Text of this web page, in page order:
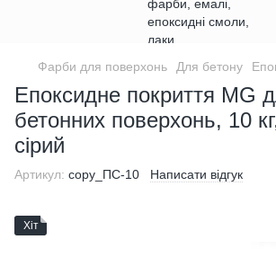
Фарби для поверхонь Для бетону
Епоксидне покриття MG
бетонних поверхонь, 10
сірий
Артикул: copy_ПС-10 Написати відгук
Хіт